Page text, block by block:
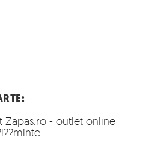
Zapas.ro - outlet online